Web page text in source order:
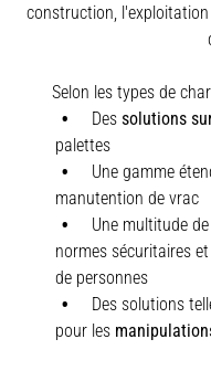
construction,
Selon les types de
Des solutions
palettes
Une gamme
manutention de vrac
Une multitude de
normes sécuritaires
de personnes
Des solutions
pour les